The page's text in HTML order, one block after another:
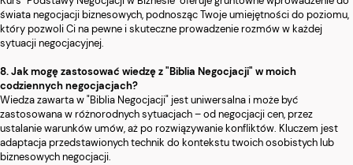
świata negocjacji biznesowych, podnosząc Twoje umiejętności do poziomu,
który pozwoli Ci na pewne i skuteczne prowadzenie rozmów w każdej
sytuacji negocjacyjnej.
8. Jak mogę zastosować wiedzę z "Biblia Negocjacji" w moich
codziennych negocjacjach?
Wiedza zawarta w "Biblia Negocjacji" jest uniwersalna i może być
zastosowana w różnorodnych sytuacjach – od negocjacji cen, przez
ustalanie warunków umów, aż po rozwiązywanie konfliktów. Kluczem jest
adaptacja przedstawionych technik do kontekstu twoich osobistych lub
biznesowych negocjacji.